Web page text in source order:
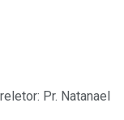
Pr. Natanael